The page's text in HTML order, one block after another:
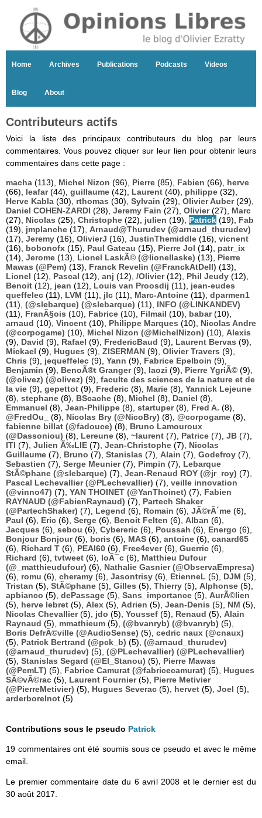
Home Archives Publications Podcasts Videos
Blog About
Contributeurs actifs
Voici la liste des principaux contributeurs du blog par leurs
commentaires. Vous pouvez cliquer sur leur lien pour obtenir leurs
commentaires dans cette page :
macha (113), Michel Nizon (96), Pierre (85), Fabien (66), herve
(66), leafar(44), guillaume (42), Laurent (40), philippe (32),
Herve Kabla (30), rthomas (30), Sylvain (29), Olivier Auber(29),
Daniel COHEN-ZARDI (28), Jeremy Fain (27), Olivier(27), Marc
(27), Nicolas (25), Christophe (22), julien (19), Patrick (19), Fab
(19), jmplanche (17), Arnaud@Thurudev (@arnaud_thurudev)
(17), Jeremy (16), OlivierJ (16), JustinThemiddle (16), vicnent
(16), bobonofx (15), Paul Gateau (15), Pierre Jol (14), patr_ix
(14), Jerome (13), Lionel LaskÃ© (@lionellaske) (13), Pierre
Mawas (@Pem) (13), Franck Revelin (@FranckAtDell) (13),
Lionel (12), Pascal (12), anj (12), /Olivier(12), Phil Jeudy (12),
Benoit (12), jean (12), Louis van Proosdij (11), jean-eudes
queffelec (11), LVM (11), jlc (11), Marc-Antoine (11), dparmen1
(11), (@slebarque) (@slebarque) (11), INFO (@LINKANDEV)
(11), FranÃ§ois (10), Fabrice (10), Filmail (10), babar(10),
arnaud (10), Vincent (10), Philippe Marques (10), Nicolas Andre
(@corpogame) (10), Michel Nizon (@MichelNizon) (10), Alexis
(9), David (9), Rafael (9), FredericBaud (9), Laurent Bervas (9),
Mickael (9), Hugues (9), ZISERMAN (9), Olivier Travers (9),
Chris (9), jequeffelec (9), Yann (9), Fabrice Epelboin (9),
Benjamin (9), BenoÃ®t Granger(9), laozi (9), Pierre YgriÃ© (9),
(@olivez) (@olivez) (9), faculte des sciences de la nature et de
la vie (9), gepettot (9), Frederic (8), Marie (8), Yannick Lejeune
(8), stephane (8), BScache (8), Michel (8), Daniel (8),
Emmanuel (8), Jean-Philippe (8), startuper(8), Fred A. (8),
@FredOu_
(8), Nicolas Bry (@NicoBry) (8), @corpogame (8),
fabienne billat (@fadouce) (8), Bruno Lamouroux
(@Dassoniou) (8), Lereune (8), ~laurent (7), Patrice (7), JB (7),
ITI (7), Julien Ã‰LIE (7), Jean-Christophe (7), Nicolas
Guillaume (7), Bruno (7), Stanislas (7), Alain (7), Godefroy (7),
Sebastien (7), Serge Meunier(7), Pimpin (7), Lebarque
StÃ©phane (@slebarque) (7), Jean-Renaud ROY (@jr_roy) (7),
Pascal Lechevallier (@PLechevallier) (7), veille innovation
(@vinno47) (7), YAN THOINET (@YanThoinet) (7), Fabien
RAYNAUD (@FabienRaynaud) (7), Partech Shaker
(@PartechShaker) (7), Legend (6), Romain (6), JÃ©rÃ´me (6),
Paul (6), Eric (6), Serge (6), Benoit Felten (6), Alban (6),
Jacques (6), sebou (6), Cybereric (6), Poussah (6), Energo (6),
Bonjour Bonjour(6), boris (6), MAS (6), antoine (6), canard65
(6), Richard T (6), PEAI60 (6), Free4ever(6), Guerric (6),
Richard (6), tvtweet (6), loÃ¯c (6), Matthieu Dufour
(@_matthieudufour) (6), Nathalie Gasnier (@ObservaEmpresa)
(6), romu (6), cheramy (6), Jasontrisy (6), EtienneL (5), DJM (5),
Tristan (5), StÃ©phane (5), Gilles (5), Thierry (5), Alphonse (5),
apbianco (5), dePassage (5), Sans_importance (5), AurÃ©lien
(5), herve lebret (5), Alex (5), Adrien (5), Jean-Denis (5), NM (5),
Nicolas Chevallier(5), jdo (5), Youssef (5), Renaud (5), Alain
Raynaud (5), mmathieum (5), (@bvanryb) (@bvanryb) (5),
Boris DefrÃ©ville (@AudioSense) (5), cedric naux (@cnaux)
(5), Patrick Bertrand (@pck_b) (5), (@arnaud_thurudev)
(@arnaud_thurudev) (5), (@PLechevallier) (@PLechevallier)
(5), Stanislas Segard (@El_Stanou) (5), Pierre Mawas
(@PemLT) (5), Fabrice Camurat (@fabricecamurat) (5), Hugues
SÃ©vÃ©rac (5), Laurent Fournier(5), Pierre Metivier
(@PierreMetivier) (5), Hugues Severac (5), hervet (5), Joel (5),
arderborelnot (5)
Contributions sous le pseudo Patrick
19 commentaires ont été soumis sous ce pseudo et avec le même
email.
Le premier commentaire date du 6 avril 2008 et le dernier est du
30 août 2017.